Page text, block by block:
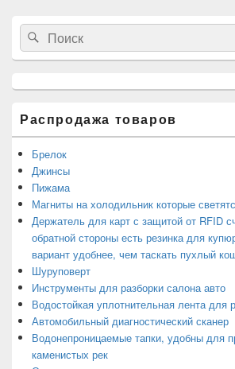
Область
основной
боковой
панели
Search
for:
Search
Распродажа товаров
Брелок
Джинсы
Пижама
Магниты на холодильник которые
Держатель для карт с защитой от RFID
обратной стороны есть резинка для
вариант удобнее, чем таскать пухлый
Шуруповерт
Инструменты для разборки салона авто
Водостойкая уплотнительная лента для
Автомобильный диагностический сканер
Водонепроницаемые тапки, удобны для
каменистых рек